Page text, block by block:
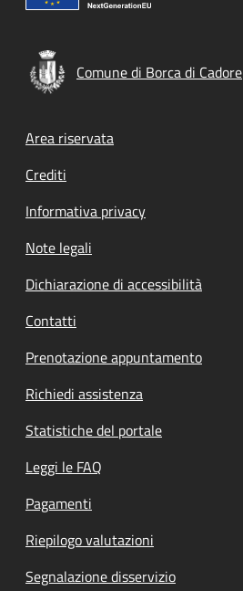
Comune di Borca di Cadore
Footer menu
Area riservata
Crediti
Informativa privacy
Note legali
Dichiarazione di accessibilità
Contatti
Prenotazione appuntamento
Richiedi assistenza
Statistiche del portale
Leggi le FAQ
Pagamenti
Riepilogo valutazioni
Segnalazione disservizio